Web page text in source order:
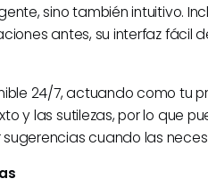
sino también intuitivo.
antes, su interfaz fácil
24/7, actuando como tu
y las sutilezas, por lo que
cuando las